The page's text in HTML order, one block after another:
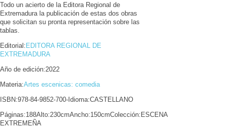
Todo un acierto de la Editora Regional de
Extremadura la publicación de estas dos obras
que solicitan su pronta representación sobre las
tablas.
Editorial:EDITORA REGIONAL DE
EXTREMADURA
Año de edición:2022
Materia:Artes escenicas: comedia
ISBN:978-84-9852-700-Idioma:CASTELLANO
Páginas:188Alto:230cmAncho:150cmColección:ESCENA
EXTREMEÑA